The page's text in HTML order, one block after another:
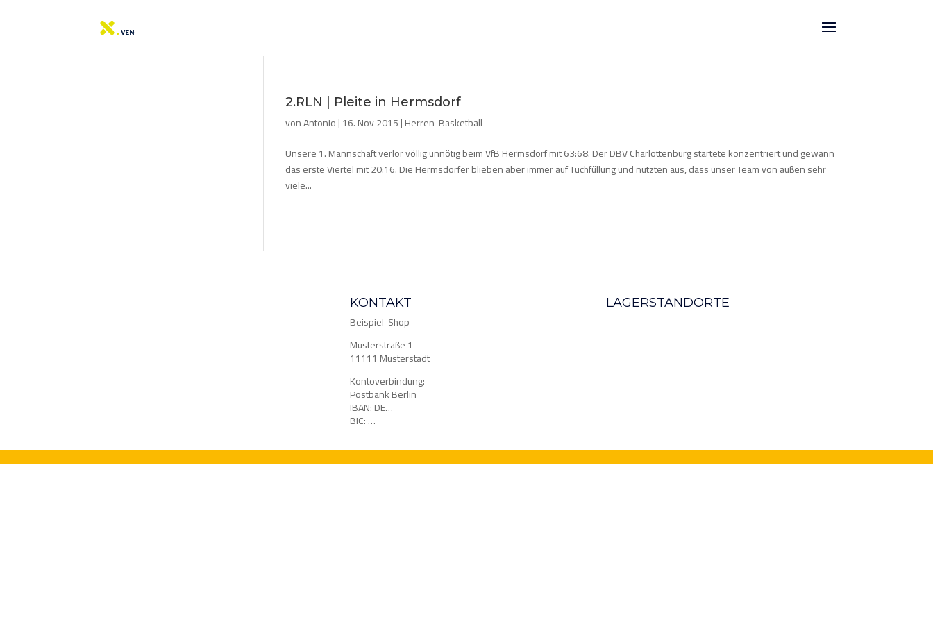
2.RLN | Pleite in Hermsdorf
vonAntonio|16. Nov 2015|Herren-Basketball
Unsere 1. Mannschaft verlor völlig unnötig beim VfB Hermsdorf mit 63:68. Der DBV Charlottenburg startete konzentriert und gewann
das erste Viertel mit 20:16. Die Hermsdorfer blieben aber immer auf Tuchfüllung und nutzten aus, dass unser Team von außen sehr
viele...
KONTAKT
Beispiel-Shop
Musterstraße 1
11111 Musterstadt
Kontoverbindung:
Postbank Berlin
IBAN: DE…
BIC: …
LAGERSTANDORTE